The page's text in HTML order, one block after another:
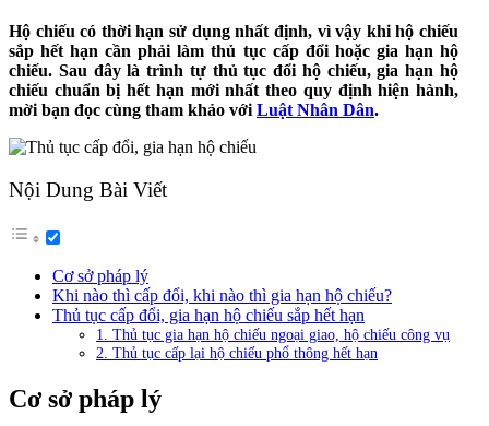
Hộ chiếu có thời hạn sử dụng nhất định, vì vậy khi hộ chiếu
sắp hết hạn cần phải làm thủ tục cấp đổi hoặc gia hạn hộ
chiếu. Sau đây là trình tự thủ tục đổi hộ chiếu, gia hạn hộ
chiếu chuẩn bị hết hạn mới nhất theo quy định hiện hành,
mời bạn đọc cùng tham khảo với Luật Nhân Dân.
Nội Dung Bài Viết
Cơ sở pháp lý
Khi nào thì cấp đổi, khi nào thì gia hạn hộ chiếu?
Thủ tục cấp đổi, gia hạn hộ chiếu sắp hết hạn
1. Thủ tục gia hạn hộ chiếu ngoại giao, hộ chiếu công vụ
2. Thủ tục cấp lại hộ chiếu phổ thông hết hạn
Cơ sở pháp lý